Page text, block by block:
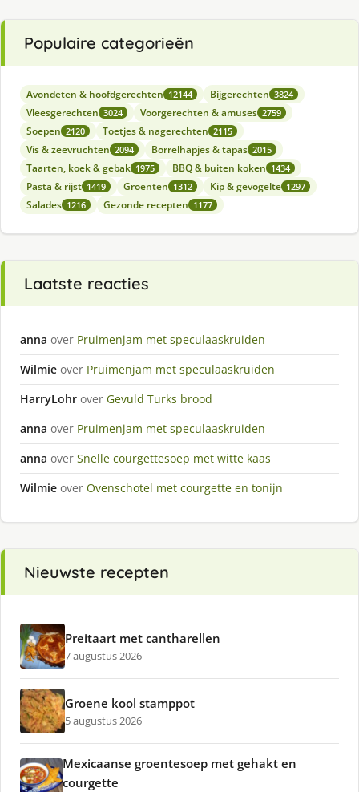
Populaire categorieën
Avondeten & hoofdgerechten 12144 Bijgerechten 3824
Vleesgerechten 3024 Voorgerechten & amuses 2759
Soepen 2120 Toetjes & nagerechten 2115
Vis & zeevruchten 2094 Borrelhapjes & tapas 2015
Taarten, koek & gebak 1975 BBQ & buiten koken 1434
Pasta & rijst 1419 Groenten 1312 Kip & gevogelte 1297
Salades 1216 Gezonde recepten 1177
Laatste reacties
anna over Pruimenjam met speculaaskruiden
Wilmie over Pruimenjam met speculaaskruiden
HarryLohr over Gevuld Turks brood
anna over Pruimenjam met speculaaskruiden
anna over Snelle courgettesoep met witte kaas
Wilmie over Ovenschotel met courgette en tonijn
Nieuwste recepten
Preitaart met cantharellen
7 augustus 2026
Groene kool stamppot
5 augustus 2026
Mexicaanse groentesoep met gehakt en
courgette